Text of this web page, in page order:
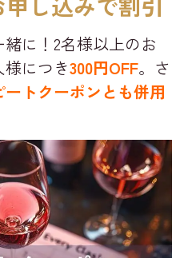
に！2名様以上のお
につき300円OFF。さ
トクーポンとも併用